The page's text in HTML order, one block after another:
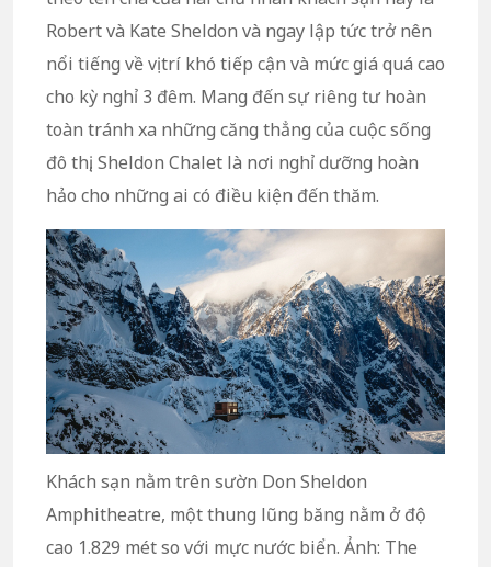
Robert và Kate Sheldon và ngay lập tức trở nên
nổi tiếng về vị trí khó tiếp cận và mức giá quá cao
cho kỳ nghỉ 3 đêm. Mang đến sự riêng tư hoàn
toàn tránh xa những căng thẳng của cuộc sống
đô thị, Sheldon Chalet là nơi nghỉ dưỡng hoàn
hảo cho những ai có điều kiện đến thăm.
Khách sạn nằm trên sườn Don Sheldon
Amphitheatre, một thung lũng băng nằm ở độ
cao 1.829 mét so với mực nước biển. Ảnh: The